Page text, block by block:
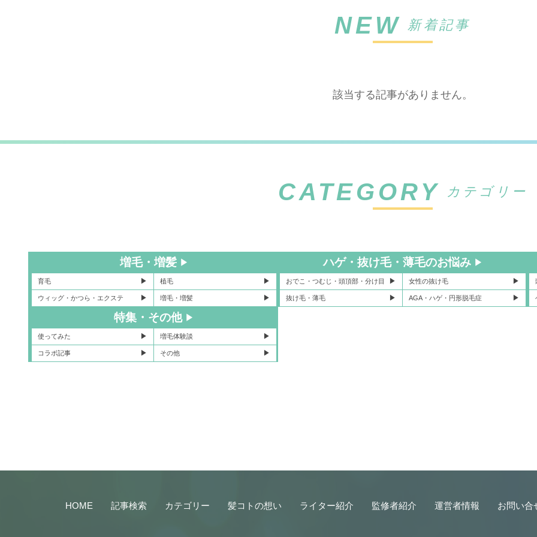
NEW 新着記事
該当する記事がありません。
CATEGORY カテゴリー
増毛・増髪
育毛 植毛
ウィッグ・かつら・エクステ 増毛・増髪
ハゲ・抜け毛・薄毛のお悩み
おでこ・つむじ・頭頂部・分け目 女性の抜け毛
抜け毛・薄毛 AGA・ハゲ・円形脱毛症
特集・その他
使ってみた 増毛体験談
コラボ記事 その他
HOME 記事検索 カテゴリー 髪コトの想い ライター紹介 監修者紹介 運営者情報 お問い合